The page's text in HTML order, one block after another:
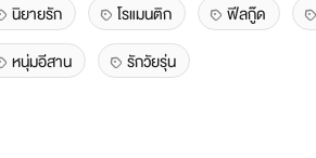
นิยายรัก โรแมนติก
ฟีลกู๊ด
หนุ่มอีสาน
รักวัยรุ่น